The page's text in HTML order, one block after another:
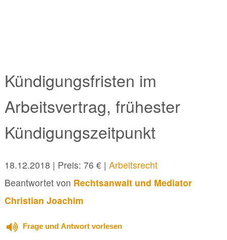
Kündigungsfristen im
Arbeitsvertrag, frühester
Kündigungszeitpunkt
18.12.2018 | Preis: 76 € | Arbeitsrecht
Beantwortet von Rechtsanwalt und Mediator
Christian Joachim
Frage und Antwort vorlesen